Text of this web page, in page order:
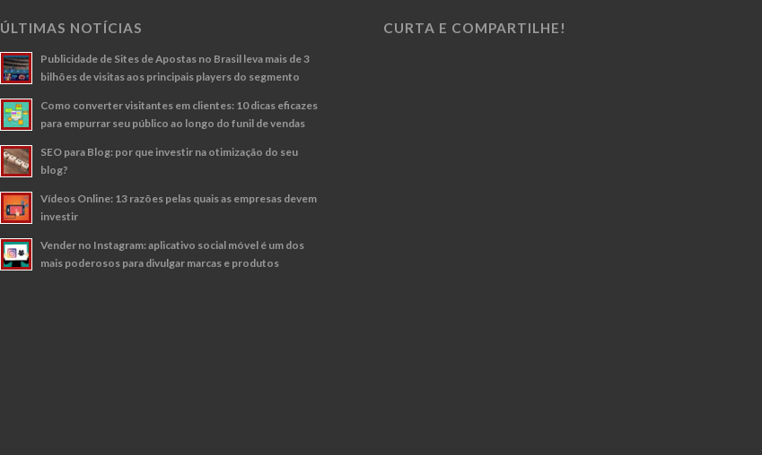
ÚLTIMAS NOTÍCIAS
Publicidade de Sites de Apostas no Brasil leva mais de 3
bilhões de visitas aos principais players do segmento
Como converter visitantes em clientes: 10 dicas eficazes
para empurrar seu público ao longo do funil de vendas
SEO para Blog: por que investir na otimização do seu
blog?
Vídeos Online: 13 razões pelas quais as empresas devem
investir
Vender no Instagram: aplicativo social móvel é um dos
mais poderosos para divulgar marcas e produtos
CURTA E COMPARTILHE!